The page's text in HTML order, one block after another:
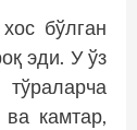
бўлган
эди. У ўз
камтар,